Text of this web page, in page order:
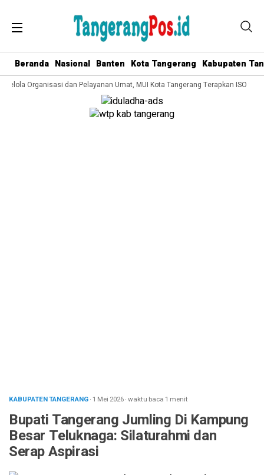
Beranda Nasional Banten Kota Tangerang Kabupaten
Organisasi dan Pelayanan Umat, MUI Kota Tangerang Terapkan ISO
KABUPATEN TANGERANG· 1 Mei 2026·waktu baca 1 menit
Bupati Tangerang Jumling Di Kampung
Besar Teluknaga: Silaturahmi dan
Serap Aspirasi